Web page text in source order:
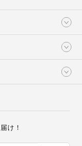
け！